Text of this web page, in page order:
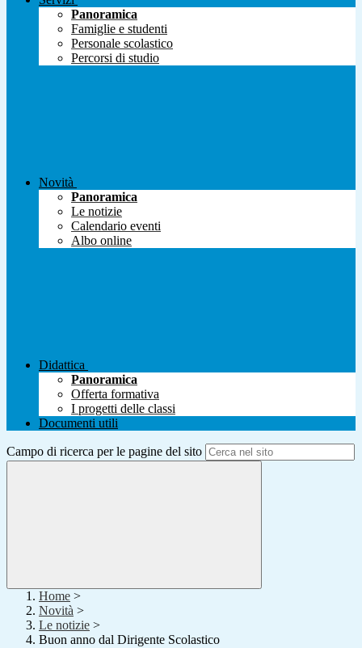
Panoramica
Famiglie e studenti
Personale scolastico
Percorsi di studio
Novità
Panoramica
Le notizie
Calendario eventi
Albo online
Didattica
Panoramica
Offerta formativa
I progetti delle classi
Documenti utili
Campo di ricerca per le pagine del sito
Home >
Novità >
Le notizie >
Buon anno dal Dirigente Scolastico